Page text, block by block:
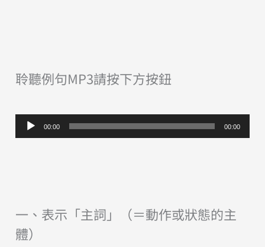
聆聽例句MP3請按下方按鈕
音
訊
00:00 00:00
一、表示「主詞」（＝動作或狀態的主
體）